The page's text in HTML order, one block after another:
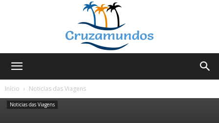
Início
Noticias das Viagens
Noticias das Viagens